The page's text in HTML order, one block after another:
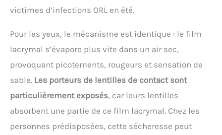
victimes d’infections ORL en été.
Pour les yeux, le mécanisme est identique : le film
lacrymal s’évapore plus vite dans un air sec,
provoquant picotements, rougeurs et sensation de
sable. Les porteurs de lentilles de contact sont
particulièrement exposés, car leurs lentilles
absorbent une partie de ce film lacrymal. Chez les
personnes prédisposées, cette sécheresse peut